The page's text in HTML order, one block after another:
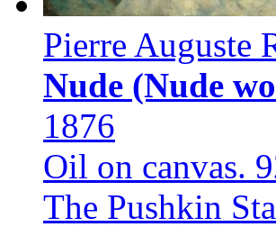
Pierre Auguste
Nude (Nude
1876
Oil on canvas.
The Pushkin